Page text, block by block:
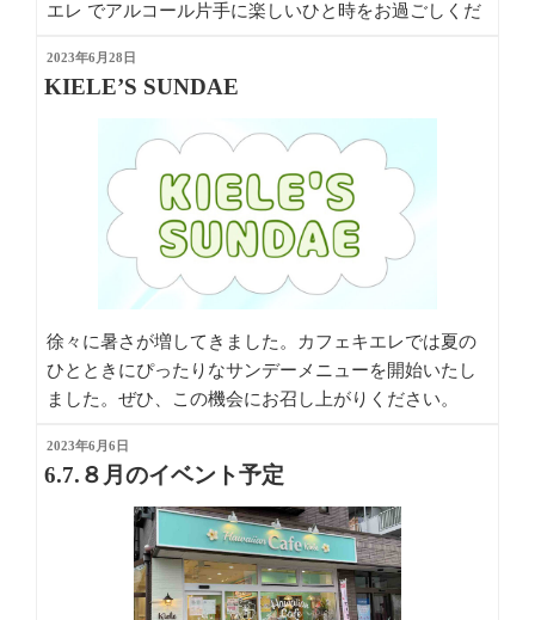
エレ でアルコール片手に楽しいひと時をお過ごしくだ
投
稿
日:
2023年6月28日
KIELE’S SUNDAE
徐々に暑さが増してきました。カフェキエレでは夏の
ひとときにぴったりなサンデーメニューを開始いたし
ました。ぜひ、この機会にお召し上がりください。
サンデーの種類
ベリーベリーサンデー 660円
マンゴーパインサンデー 660円
投
稿
日:
2023年6月6日
6.7.８月のイベント予定